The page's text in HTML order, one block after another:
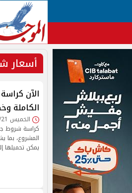
أسعار
الكاملة
الخميس 21/نوفمبر/2024 - 02:56 م
المشروع، بما
يمكن تحميلها